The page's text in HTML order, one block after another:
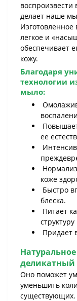
делает наше
легкое и
обеспечивает
кожу.
Благодаря
технологии
мыло:
ее
коже
Быстро
блеска.
Питает
структуру
Придает
деликатный
Оно поможет
уменьшить
существующих.